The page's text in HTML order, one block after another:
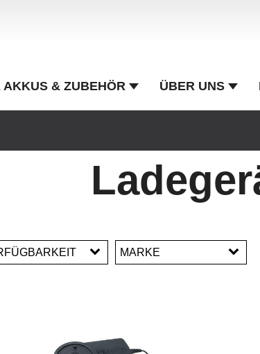
AKKUS & ZUBEHÖR ÜBER UNS
MARKE